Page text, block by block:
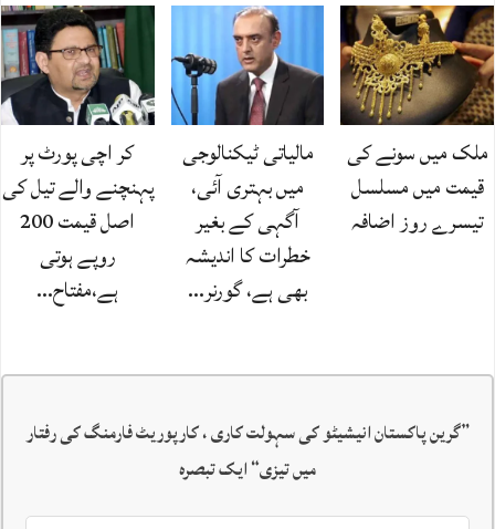
ملک میں سونے کی
قیمت میں مسلسل
تیسرے روز اضافہ
مالیاتی ٹیکنالوجی
میں بہتری آئی،
آگہی کے بغیر
خطرات کا اندیشہ
بھی ہے، گورنر…
کر اچی پورٹ پر
پہنچنے والے تیل کی
اصل قیمت 200
روپے ہوتی
ہے،مفتاح…
”گرین پاکستان انیشیٹو کی سہولت کاری ، کارپوریٹ فارمنگ کی رفتار
میں تیزی“ ایک تبصرہ